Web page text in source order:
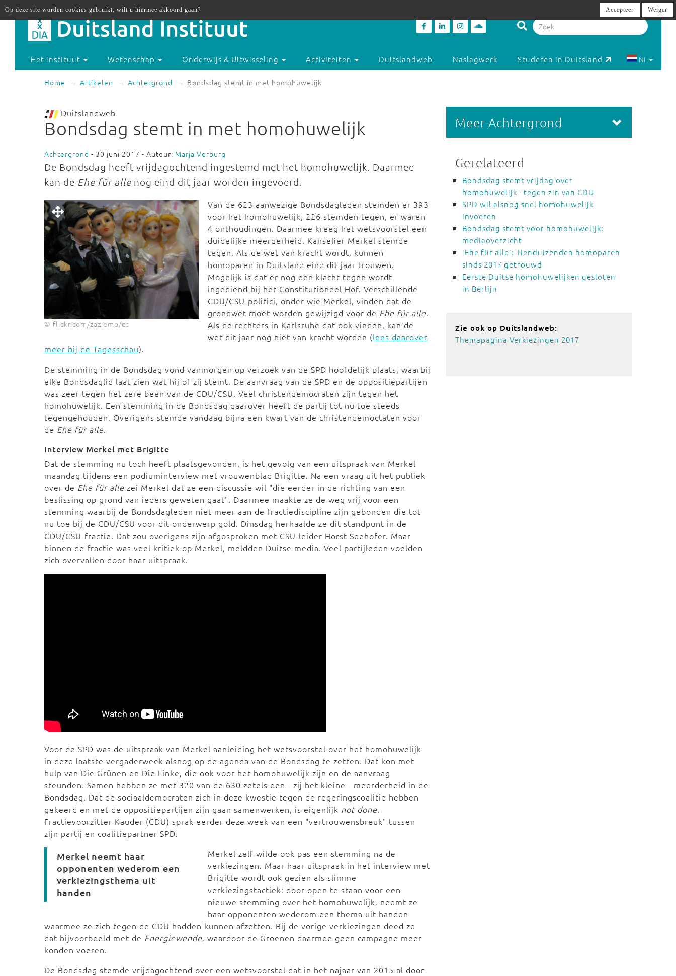
Het instituut Wetenschap Onderwijs & Uitwisseling Activiteiten Duitslandweb Naslagwerk Studeren in Duitsland NL
Home Artikelen Achtergrond Bondsdag stemt in met homohuwelijk
Duitslandweb
Bondsdag stemt in met homohuwelijk
Achtergrond - 30 juni 2017 - Auteur: Marja Verburg
De Bondsdag heeft vrijdagochtend ingestemd met het homohuwelijk. Daarmee
kan de Ehe für alle nog eind dit jaar worden ingevoerd.
© flickr.com/zaziemo/cc
Van de 623 aanwezige Bondsdagleden stemden er 393
voor het homohuwelijk, 226 stemden tegen, er waren
4 onthoudingen. Daarmee kreeg het wetsvoorstel een
duidelijke meerderheid. Kanselier Merkel stemde
tegen. Als de wet van kracht wordt, kunnen
homoparen in Duitsland eind dit jaar trouwen.
Mogelijk is dat er nog een klacht tegen wordt
ingediend bij het Constitutioneel Hof. Verschillende
CDU/CSU-politici, onder wie Merkel, vinden dat de
grondwet moet worden gewijzigd voor de Ehe für alle.
Als de rechters in Karlsruhe dat ook vinden, kan de
wet dit jaar nog niet van kracht worden (lees daarover
meer bij de Tagesschau).
De stemming in de Bondsdag vond vanmorgen op verzoek van de SPD hoofdelijk plaats, waarbij
elke Bondsdaglid laat zien wat hij of zij stemt. De aanvraag van de SPD en de oppositiepartijen
was zeer tegen het zere been van de CDU/CSU. Veel christendemocraten zijn tegen het
homohuwelijk. Een stemming in de Bondsdag daarover heeft de partij tot nu toe steeds
tegengehouden. Overigens stemde vandaag bijna een kwart van de christendemoctaten voor
de Ehe für alle.
Interview Merkel met Brigitte
Dat de stemming nu toch heeft plaatsgevonden, is het gevolg van een uitspraak van Merkel
maandag tijdens een podiuminterview met vrouwenblad Brigitte. Na een vraag uit het publiek
over de Ehe für alle zei Merkel dat ze een discussie wil "die eerder in de richting van een
beslissing op grond van ieders geweten gaat". Daarmee maakte ze de weg vrij voor een
stemming waarbij de Bondsdagleden niet meer aan de fractiediscipline zijn gebonden die tot
nu toe bij de CDU/CSU voor dit onderwerp gold. Dinsdag herhaalde ze dit standpunt in de
CDU/CSU-fractie. Dat zou overigens zijn afgesproken met CSU-leider Horst Seehofer. Maar
binnen de fractie was veel kritiek op Merkel, meldden Duitse media. Veel partijleden voelden
zich overvallen door haar uitspraak.
Voor de SPD was de uitspraak van Merkel aanleiding het wetsvoorstel over het homohuwelijk
in deze laatste vergaderweek alsnog op de agenda van de Bondsdag te zetten. Dat kon met
hulp van Die Grünen en Die Linke, die ook voor het homohuwelijk zijn en de aanvraag
steunden. Samen hebben ze met 320 van de 630 zetels een - zij het kleine - meerderheid in de
Bondsdag. Dat de sociaaldemocraten zich in deze kwestie tegen de regeringscoalitie hebben
gekeerd en met de oppositiepartijen zijn gaan samenwerken, is eigenlijk not done.
Fractievoorzitter Kauder (CDU) sprak eerder deze week van een "vertrouwensbreuk" tussen
zijn partij en coalitiepartner SPD.
Merkel neemt haar
opponenten wederom een
verkiezingsthema uit
handen
Merkel zelf wilde ook pas een stemming na de
verkiezingen. Maar haar uitspraak in het interview met
Brigitte wordt ook gezien als slimme
verkiezingstactiek: door open te staan voor een
nieuwe stemming over het homohuwelijk, neemt ze
haar opponenten wederom een thema uit handen
waarmee ze zich tegen de CDU hadden kunnen afzetten. Bij de vorige verkiezingen deed ze
dat bijvoorbeeld met de Energiewende, waardoor de Groenen daarmee geen campagne meer
konden voeren.
De Bondsdag stemde vrijdagochtend over een wetsvoorstel dat in het najaar van 2015 al door
Meer Achtergrond
Gerelateerd
Bondsdag stemt vrijdag over
homohuwelijk - tegen zin van CDU
SPD wil alsnog snel homohuwelijk
invoeren
Bondsdag stemt voor homohuwelijk:
mediaoverzicht
'Ehe für alle': Tienduizenden homoparen
sinds 2017 getrouwd
Eerste Duitse homohuwelijken gesloten
in Berlijn
Zie ook op Duitslandweb:
Themapagina Verkiezingen 2017
Op deze site worden cookies gebruikt, wilt u hiermee akkoord gaan? Accepteer Weiger